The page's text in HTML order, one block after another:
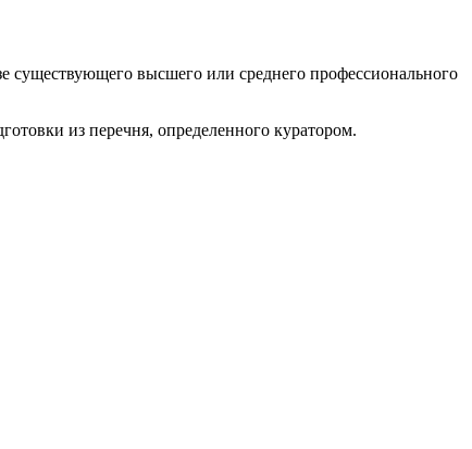
существующего высшего или среднего профессионального
из перечня, определенного куратором.